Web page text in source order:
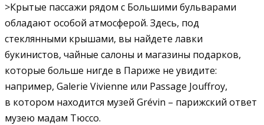
>Крытые пассажи рядом с Большими бульварами
обладают особой атмосферой. Здесь, под
стеклянными крышами, вы найдете лавки
букинистов, чайные салоны и магазины подарков,
которые больше нигде в Париже не увидите:
например, Galerie Vivienne или Passage Jouffroy,
в котором находится музей Grévin – парижский ответ
музею мадам Тюссо.